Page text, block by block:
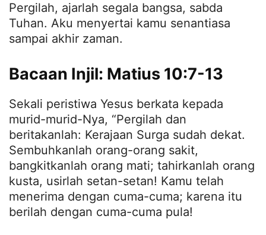
Pergilah, ajarlah segala bangsa, sabda
Tuhan. Aku menyertai kamu senantiasa
sampai akhir zaman.
Bacaan Injil: Matius 10:7-13
Sekali peristiwa Yesus berkata kepada
murid-murid-Nya, “Pergilah dan
beritakanlah: Kerajaan Surga sudah dekat.
Sembuhkanlah orang-orang sakit,
bangkitkanlah orang mati; tahirkanlah orang
kusta, usirlah setan-setan! Kamu telah
menerima dengan cuma-cuma; karena itu
berilah dengan cuma-cuma pula!